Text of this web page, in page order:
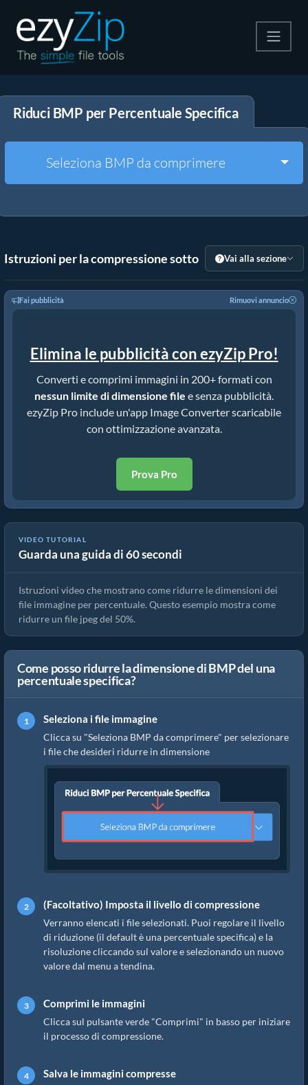
Decomprimi
Altri strumenti
Riduci BMP per Percentuale Specifica
Seleziona BMP da comprimere
Istruzioni per la compressione sotto Vai alla sezione
Fai pubblicità Rimuovi annuncio
Elimina le pubblicità con ezyZip Pro!
Converti e comprimi immagini in 200+ formati con
nessun limite di dimensione file e senza pubblicità.
ezyZip Pro include un'app Image Converter scaricabile
con ottimizzazione avanzata.
Prova Pro
VIDEO TUTORIAL
Guarda una guida di 60 secondi
Come ridurre le dimensioni di bmp in percentuale
Istruzioni video che mostrano come ridurre le dimensioni dei
file immagine per percentuale. Questo esempio mostra come
ridurre un file jpeg del 50%.
Come posso ridurre la dimensione di BMP del una
percentuale specifica?
Seleziona i file immagine
Clicca su "Seleziona BMP da comprimere" per selezionare
i file che desideri ridurre in dimensione
(Facoltativo) Imposta il livello di compressione
Verranno elencati i file selezionati. Puoi regolare il livello
di riduzione (il default è una percentuale specifica) e la
risoluzione cliccando sul valore e selezionando un nuovo
valore dal menu a tendina.
Comprimi le immagini
Clicca sul pulsante verde "Comprimi" in basso per iniziare
il processo di compressione.
Salva le immagini compresse